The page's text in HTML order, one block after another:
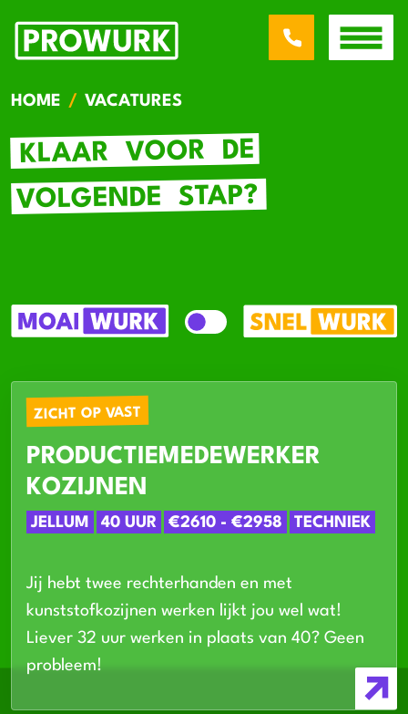
HOME VACATURES
KLAAR VOOR DE
VOLGENDE STAP?
ZICHT OP VAST
PRODUCTIEMEDEWERKER
KOZIJNEN
JELLUM 40 UUR €2610 - €2958 TECHNIEK
Jij hebt twee rechterhanden en met
kunststofkozijnen werken lijkt jou wel wat!
Liever 32 uur werken in plaats van 40? Geen
probleem!